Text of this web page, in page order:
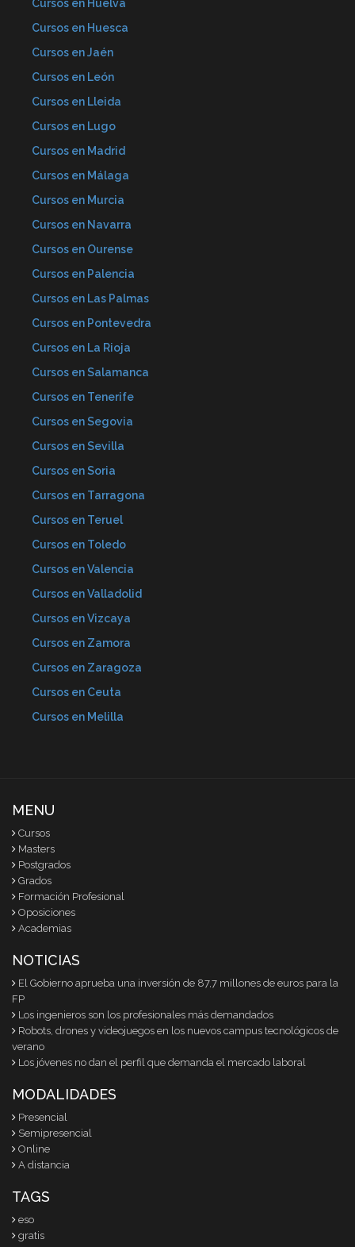
Cursos en Huelva
Cursos en Huesca
Cursos en Jaén
Cursos en León
Cursos en Lleida
Cursos en Lugo
Cursos en Madrid
Cursos en Málaga
Cursos en Murcia
Cursos en Navarra
Cursos en Ourense
Cursos en Palencia
Cursos en Las Palmas
Cursos en Pontevedra
Cursos en La Rioja
Cursos en Salamanca
Cursos en Tenerife
Cursos en Segovia
Cursos en Sevilla
Cursos en Soria
Cursos en Tarragona
Cursos en Teruel
Cursos en Toledo
Cursos en Valencia
Cursos en Valladolid
Cursos en Vizcaya
Cursos en Zamora
Cursos en Zaragoza
Cursos en Ceuta
Cursos en Melilla
MENU
Cursos
Masters
Postgrados
Grados
Formación Profesional
Oposiciones
Academias
NOTICIAS
El Gobierno aprueba una inversión de 87,7 millones de euros para la
FP
Los ingenieros son los profesionales más demandados
Robots, drones y videojuegos en los nuevos campus tecnológicos de
verano
Los jóvenes no dan el perfil que demanda el mercado laboral
MODALIDADES
Presencial
Semipresencial
Online
A distancia
TAGS
eso
gratis